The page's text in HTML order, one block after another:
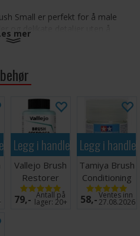
Small er perfekt for å male
og delikate detaljer uten å
spisse formen gir utmerket
men allsidig, og er en
som krever
som er ideell for kontrollert
fordypninger og intrikate
linser, merking og finpuss
bidrar til å opprettholde
og modeller med fine
Warhammer Colour-
mer
Legg i handlekurven
Vallejo Brush
Restorer
85ml
79,- Antall på
lager:20+
Legg i
Tamiya Brush
Conditioning
Fluid 23ml
58,-Ventes inn
27.08.2026